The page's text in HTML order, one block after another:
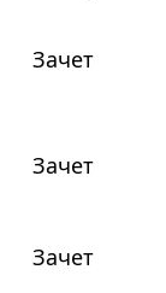
Зачет
Зачет
Зачет